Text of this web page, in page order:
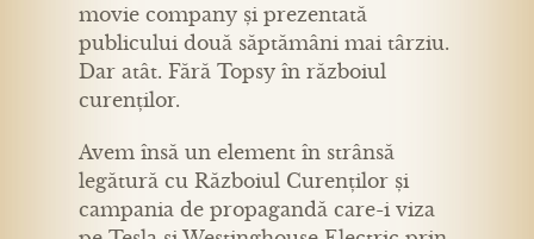
movie company și prezentată
publicului două săptămâni mai târziu.
Dar atât. Fără Topsy în războiul
curenților.
Avem însă un element în strânsă
legătură cu Războiul Curenților și
campania de propagandă care-i viza